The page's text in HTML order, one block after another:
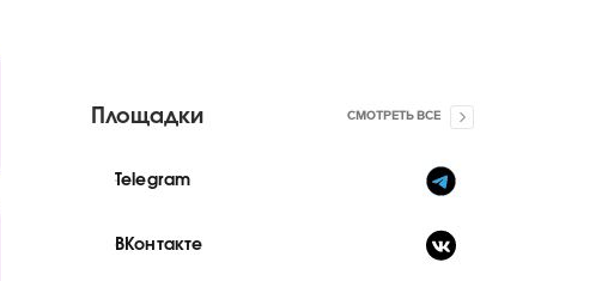
Площадки СМОТРЕТЬ ВСЕ
Telegram
ВКонтакте